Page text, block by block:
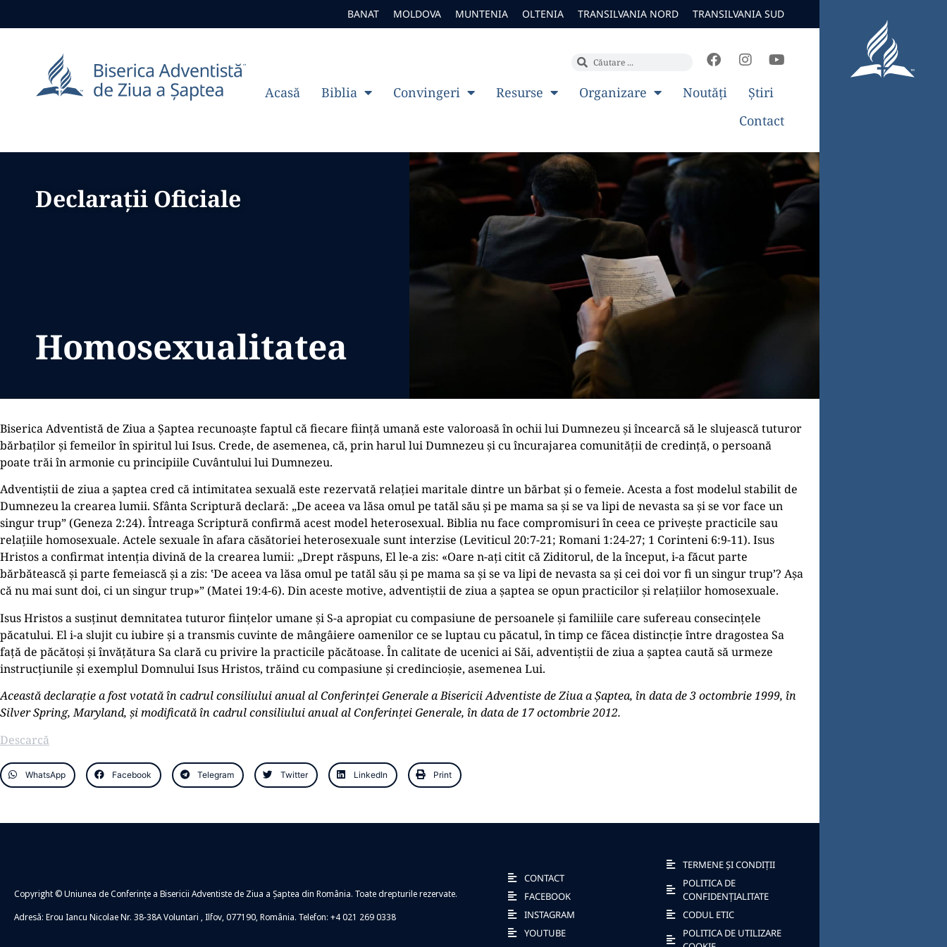
BANAT MOLDOVA MUNTENIA OLTENIA TRANSILVANIA NORD TRANSILVANIA SUD
Acasă Biblia Convingeri Resurse Organizare Noutăți
Știri
Contact
Declarații Oficiale
Homosexualitatea
Biserica Adventistă de Ziua a Șaptea recunoaște faptul că fiecare ființă umană este valoroasă în ochii lui Dumnezeu și încearcă să le slujească tuturor
bărbaților și femeilor în spiritul lui Isus. Crede, de asemenea, că, prin harul lui Dumnezeu și cu încurajarea comunității de credință, o persoană
poate trăi în armonie cu principiile Cuvântului lui Dumnezeu.
Adventiștii de ziua a șaptea cred că intimitatea sexuală este rezervată relației maritale dintre un bărbat și o femeie. Acesta a fost modelul stabilit de
Dumnezeu la crearea lumii. Sfânta Scriptură declară: „De aceea va lăsa omul pe tatăl său și pe mama sa și se va lipi de nevasta sa și se vor face un
singur trup” (Geneza 2:24). Întreaga Scriptură confirmă acest model heterosexual. Biblia nu face compromisuri în ceea ce privește practicile sau
relațiile homosexuale. Actele sexuale în afara căsătoriei heterosexuale sunt interzise (Leviticul 20:7-21; Romani 1:24-27; 1 Corinteni 6:9-11). Isus
Hristos a confirmat intenția divină de la crearea lumii: „Drept răspuns, El le-a zis: «Oare n-ați citit că Ziditorul, de la început, i-a făcut parte
bărbătească și parte femeiască și a zis: ʽDe aceea va lăsa omul pe tatăl său și pe mama sa și se va lipi de nevasta sa și cei doi vor fi un singur trupʼ? Așa
că nu mai sunt doi, ci un singur trup»” (Matei 19:4-6). Din aceste motive, adventiștii de ziua a șaptea se opun practicilor și relațiilor homosexuale.
Isus Hristos a susținut demnitatea tuturor ființelor umane și S-a apropiat cu compasiune de persoanele și familiile care sufereau consecințele
păcatului. El i-a slujit cu iubire și a transmis cuvinte de mângâiere oamenilor ce se luptau cu păcatul, în timp ce făcea distincție între dragostea Sa
față de păcătoși și învățătura Sa clară cu privire la practicile păcătoase. În calitate de ucenici ai Săi, adventiștii de ziua a șaptea caută să urmeze
instrucțiunile și exemplul Domnului Isus Hristos, trăind cu compasiune și credincioșie, asemenea Lui.
Această declarație a fost votată în cadrul consiliului anual al Conferinței Generale a Bisericii Adventiste de Ziua a Șaptea, în data de 3 octombrie 1999, în
Silver Spring, Maryland, și modificată în cadrul consiliului anual al Conferinței Generale, în data de 17 octombrie 2012.
Descarcă
WhatsApp Facebook Telegram Twitter LinkedIn Print
Copyright © Uniunea de Conferințe a Bisericii Adventiste de Ziua a Șaptea din România. Toate drepturile rezervate.
Adresă: Erou Iancu Nicolae Nr. 38-38A Voluntari , Ilfov, 077190, România. Telefon: +4 021 269 0338
CONTACT
FACEBOOK
INSTAGRAM
YOUTUBE
TERMENE ȘI CONDIȚII
POLITICA DE
CONFIDENȚIALITATE
CODUL ETIC
POLITICA DE UTILIZARE